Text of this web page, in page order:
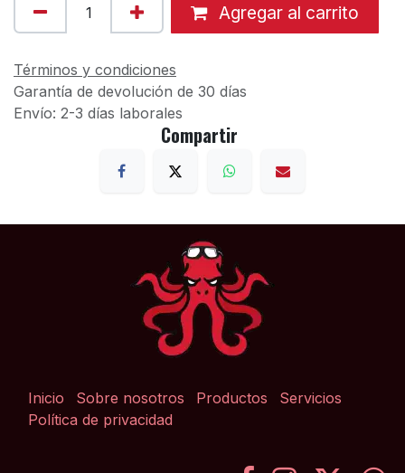
Agregar al carrito
Términos y condiciones
Garantía de devolución de 30 días
Envío: 2-3 días laborales
Compartir
Inicio Sobre nosotros Productos
Servicios
Política de privacidad